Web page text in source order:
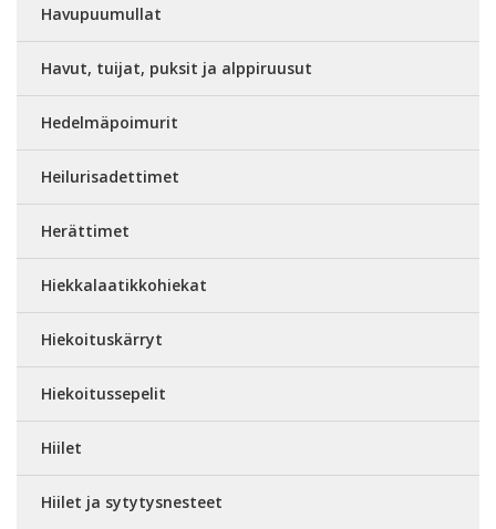
Havupuumullat
Havut, tuijat, puksit ja alppiruusut
Hedelmäpoimurit
Heilurisadettimet
Herättimet
Hiekkalaatikkohiekat
Hiekoituskärryt
Hiekoitussepelit
Hiilet
Hiilet ja sytytysnesteet